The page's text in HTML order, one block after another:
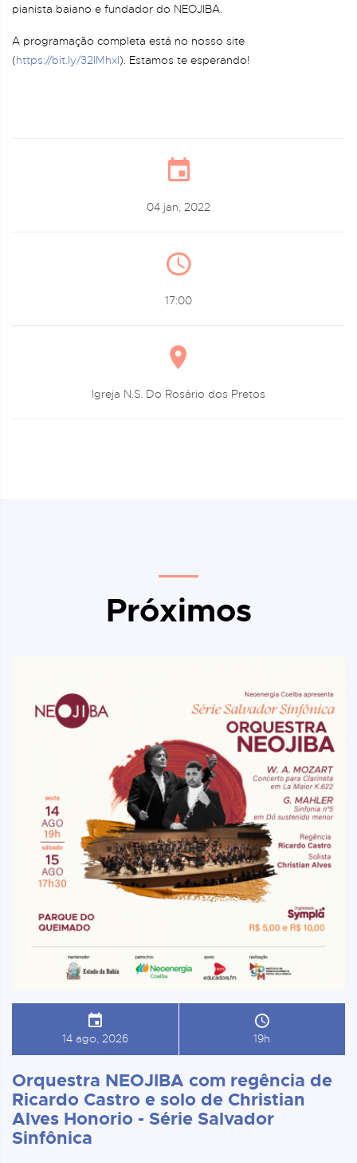
pianista baiano e fundador do NEOJIBA.
A programação completa está no nosso site
(https://bit.ly/32lMhxl). Estamos te esperando!
04 jan, 2022
17:00
Igreja N.S. Do Rosário dos Pretos
Próximos
14 ago, 2026 19h
Orquestra NEOJIBA com regência de
Ricardo Castro e solo de Christian
Alves Honorio - Série Salvador
Sinfônica